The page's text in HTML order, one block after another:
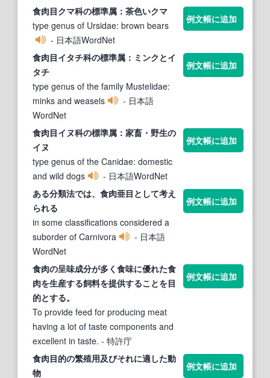
食肉目クマ科の標準属：茶色いクマ
type genus of Ursidae: brown bears
- 日本語WordNet
例文帳に追加
食肉目イタチ科の標準属：ミンクとイ
タチ
type genus of the family Mustelidae:
minks and weasels
- 日本語
WordNet
例文帳に追加
食肉目イヌ科の標準属：家畜・野生の
イヌ
type genus of the Canidae: domestic
and wild dogs
- 日本語WordNet
例文帳に追加
ある分類法では、 食肉亜目 として考え
られる
in some classifications considered a
suborder of Carnivora
- 日本語
WordNet
例文帳に追加
食肉の呈味成分が多く食味に優れた食
肉を生産する飼料を提供することを目
的とする。
To provide feed for producing meat
having a lot of taste components and
excellent in taste. - 特許庁
例文帳に追加
食肉目的の繁殖用及びそれに適した動
物
例文帳に追加